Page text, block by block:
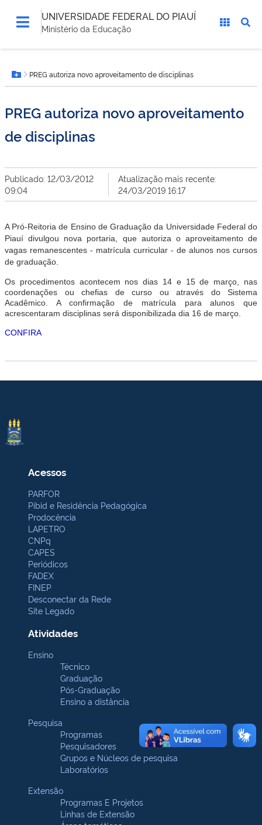
UNIVERSIDADE FEDERAL DO PIAUÍ
Ministério da Educação
está
aqui:Botão Menu
PREG autoriza novo aproveitamento de disciplinas
PREG autoriza novo aproveitamento
de disciplinas
Publicado: 12/03/2012
09:04
Atualização mais recente:
24/03/2019 16:17
A Pró-Reitoria de Ensino de Graduação da Universidade Federal do
Piauí divulgou nova portaria, que autoriza o aproveitamento de
vagas remanescentes - matrícula curricular - de alunos nos cursos
de graduação.
Os procedimentos acontecem nos dias 14 e 15 de março, nas
coordenações ou chefias de curso ou através do Sistema
Acadêmico. A confirmação de matrícula para alunos que
acrescentaram disciplinas será disponibilizada dia 16 de março.
CONFIRA
Acessos
PARFOR
Pibid e Residência Pedagógica
Prodocência
LAPETRO
CNPq
CAPES
Periódicos
FADEX
FINEP
Desconectar da Rede
Site Legado
Atividades
Ensino
Técnico
Graduação
Pós-Graduação
Ensino a distância
Pesquisa
Programas
Pesquisadores
Grupos e Núcleos de pesquisa
Laboratórios
Extensão
Programas E Projetos
Linhas de Extensão